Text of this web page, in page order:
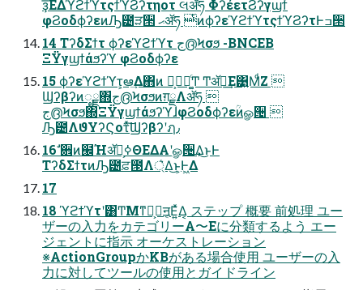
ҙ͞ΕΔϓϩϯϓτςϯϓϨʔτηοτ લॲཧ ΦʔέετϨʔγϣϯ
φϨοδϕʔεͷԠ౴ੜ੒ ޙॲཧ ͭͷϕʔεϓϩϯϓτςϯϓϨʔτͰߏ੒
14 ΤʔδΣϯτ ϕʔεϓϩϯϓτ ج൫Ϟσϧ -BNCEB
ΞΫγϣϯάϧʔϓ φϨοδϕʔε
15 ϕʔεϓϩϯϓτ͕ఆٛ͢Δ΋ͷ ࢦ͕ࣔདྷ͚ͨͲ Ͳ͏ॲཧ͢Ε͹͍͍ΜͩΖ 
Ϣʔβʔͷೖྗ΍ج൫Ϟσϧͷग़ྗΛॲཧ 
ج൫Ϟσϧ΍ΞΫγϣϯάϧʔϓɺφϨοδϕʔεؒͷௐ੔ 
Ԡ౴ΛϑΥʔϚοτͯ͠Ϣʔβʔʹฦ٫
16 ࣗ਎ͷ๬Ήॲཧ͕ߦΘΕΔΑ͏ʹௐ੔͢Δ͜ͱͰ
ΤʔδΣϯτͷԠ౴ਫ਼౓Λ্͛Δ͜ͱ͕Ͱ͖Δ
17
18 ϓϩϯϓτʹ͸ͲΜͳࢦ͕ࣔॻ͔Ε͍ͯΔ͔ ステップ 概要 前処理 ユー
ザーの入力をカテゴリーA〜Eに分類するよう エー
ジェントに指示 オーケストレーション
※ActionGroupかKBがある場合使用 ユーザーの入
力に対してツールの使用とガイドライン